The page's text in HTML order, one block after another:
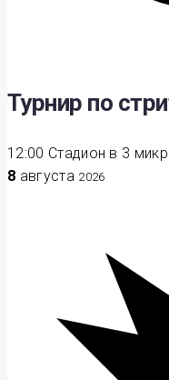
Турнир по
12:00 Стадион в 3
8 августа 2026